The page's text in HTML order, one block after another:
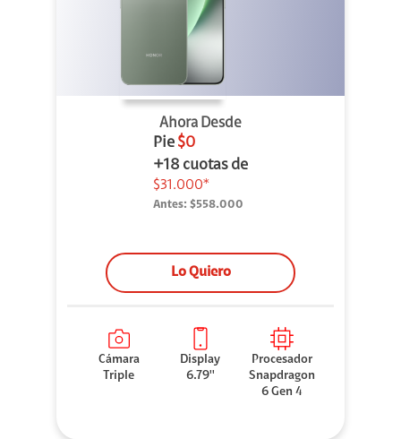
Ahora Desde
Pie $0
+18 cuotas de
$31.000*
Antes: $558.000
Lo Quiero
Cámara
Triple
Display
6.79''
Procesador
Snapdragon
6 Gen 4